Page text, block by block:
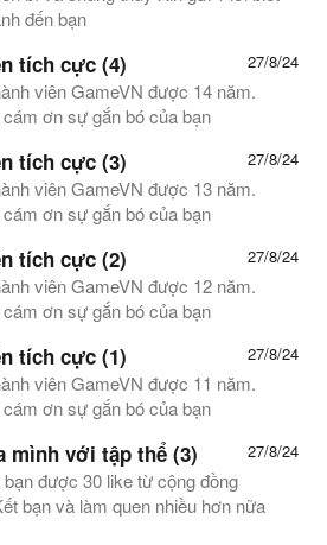
đến bạn
27/8/24
tích cực (4)
viên GameVN được 14 năm.
ơn sự gắn bó của bạn
27/8/24
tích cực (3)
viên GameVN được 13 năm.
ơn sự gắn bó của bạn
27/8/24
tích cực (2)
viên GameVN được 12 năm.
ơn sự gắn bó của bạn
27/8/24
tích cực (1)
viên GameVN được 11 năm.
ơn sự gắn bó của bạn
27/8/24
mình với tập thể (3)
được 30 like từ cộng đồng
bạn và làm quen nhiều hơn nữa